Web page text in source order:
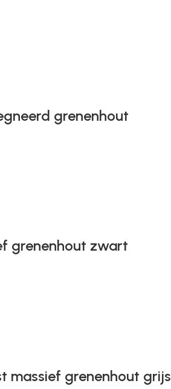
grenenhout
grenenhout zwart
massief grenenhout grijs